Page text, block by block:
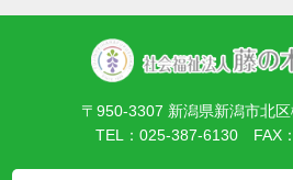
〒950-3307 新潟県新潟市北
TEL：025-387-6130 FAX